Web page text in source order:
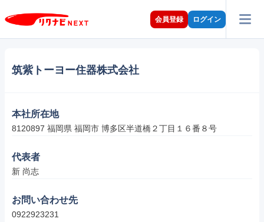
会員登録 ログイン
筑紫トーヨー住器株式会社
本社所在地
8120897 福岡県 福岡市 博多区半道橋２丁目１６番８号
代表者
新 尚志
お問い合わせ先
0922923231